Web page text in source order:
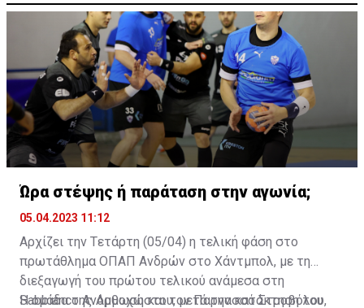
Ώρα στέψης ή παράταση στην αγωνία;
05.04.2023 11:12
Αρχίζει την Tετάρτη (05/04) η τελική φάση στο
πρωτάθλημα ΟΠΑΠ Ανδρών στο Χάντμπολ, με τη
διεξαγωγή του πρώτου τελικού ανάμεσα στη
Sabbianco Ανόρθωση και τον Παρνασσό Στροβόλου,
Η ομάδα της Αμμοχώστου, μετά την κατάκτηση του